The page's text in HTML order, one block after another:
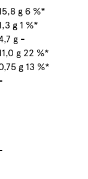
g 6 %*
g 1 %*
g -
g 22 %*
g 13 %*